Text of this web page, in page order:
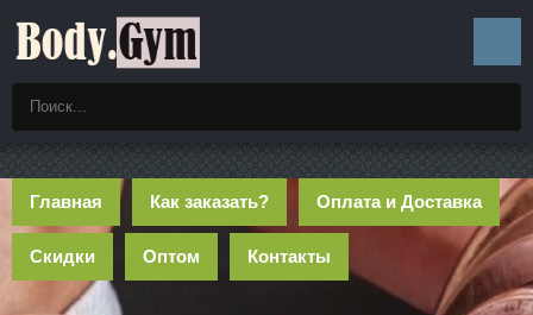
Главная Как заказать? Оплата и Доставка
Скидки Оптом Контакты